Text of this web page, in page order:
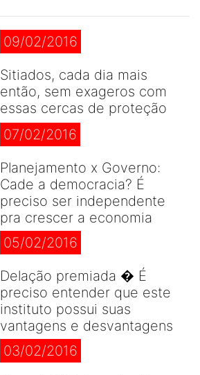
09/02/2016
Sitiados, cada dia mais
então, sem exageros com
essas cercas de proteção
07/02/2016
Planejamento x Governo:
Cade a democracia? É
preciso ser independente
pra crescer a economia
05/02/2016
Delação premiada � É
preciso entender que este
instituto possui suas
vantagens e desvantagens
03/02/2016